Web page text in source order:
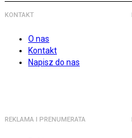
KONTAKT
O nas
Kontakt
Napisz do nas
REKLAMA I PRENUMERATA